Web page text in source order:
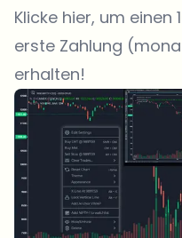
Klicke hier, um einen
erste Zahlung
erhalten!